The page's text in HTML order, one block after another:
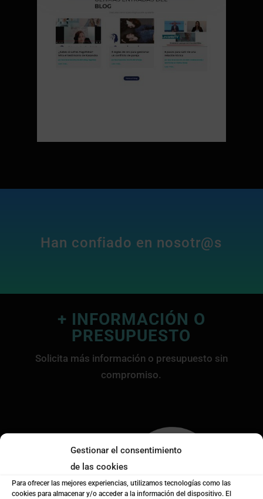
Gestionar el consentimiento
de las cookies
Para ofrecer las mejores experiencias, utilizamos tecnologías como las
cookies para almacenar y/o acceder a la información del dispositivo. El
Han confiado en nosotr@s
+ INFORMACIÓN O
PRESUPUESTO
Solicita más información o presupuesto sin
compromiso.